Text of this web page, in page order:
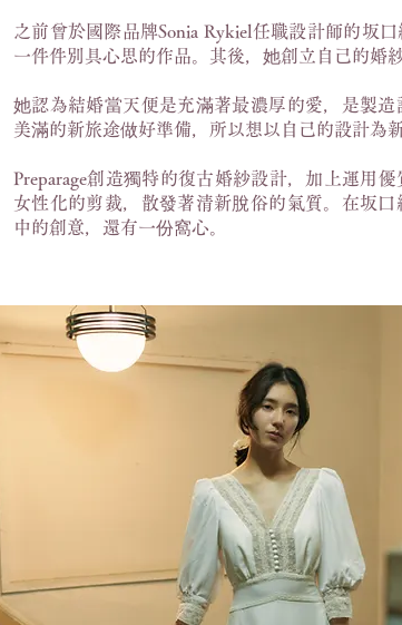
之前曾於國際品牌Sonia Rykiel任職設計師的坂
一件件別具心思的作品。其後，她創立自己的婚紗
她認為結婚當天便是充滿著最濃厚的愛，是製
美滿的新旅途做好準備，所以想以自己的設計為
Preparage創造獨特的復古婚紗設計，加上運用
女性化的剪裁，散發著清新脫俗的氣質。在坂
中的創意，還有一份窩心。